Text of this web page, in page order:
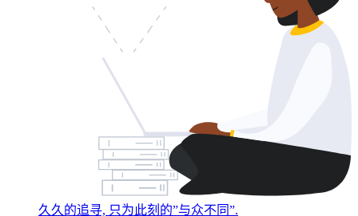
久久的追寻, 只为此刻的”与众不同”.